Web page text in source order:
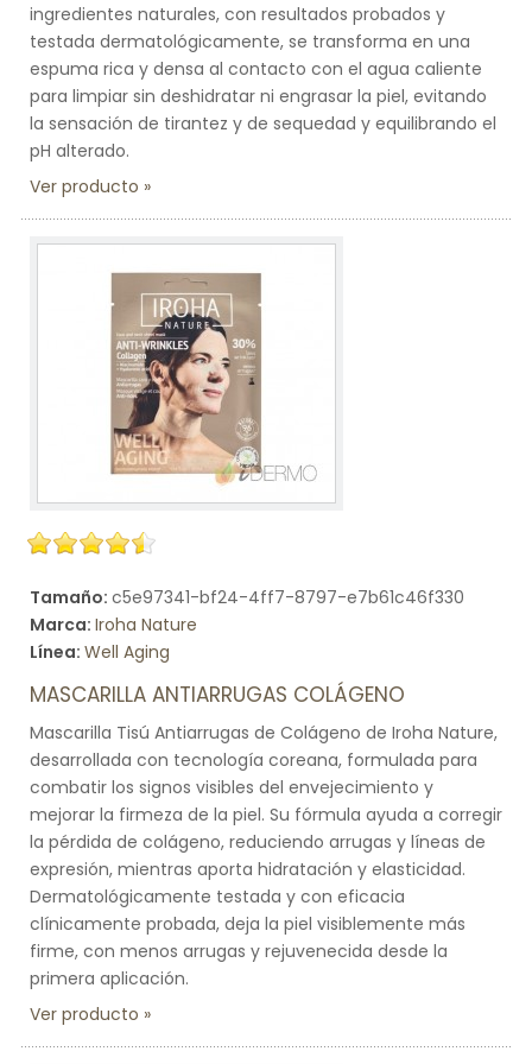
ingredientes naturales, con resultados probados y
testada dermatológicamente, se transforma en una
espuma rica y densa al contacto con el agua caliente
para limpiar sin deshidratar ni engrasar la piel, evitando
la sensación de tirantez y de sequedad y equilibrando el
pH alterado.
Ver producto
Tamaño: c5e97341-bf24-4ff7-8797-e7b61c46f330
Marca: Iroha Nature
Línea: Well Aging
MASCARILLA ANTIARRUGAS COLÁGENO
Mascarilla Tisú Antiarrugas de Colágeno de Iroha Nature,
desarrollada con tecnología coreana, formulada para
combatir los signos visibles del envejecimiento y
mejorar la firmeza de la piel. Su fórmula ayuda a corregir
la pérdida de colágeno, reduciendo arrugas y líneas de
expresión, mientras aporta hidratación y elasticidad.
Dermatológicamente testada y con eficacia
clínicamente probada, deja la piel visiblemente más
firme, con menos arrugas y rejuvenecida desde la
primera aplicación.
Ver producto